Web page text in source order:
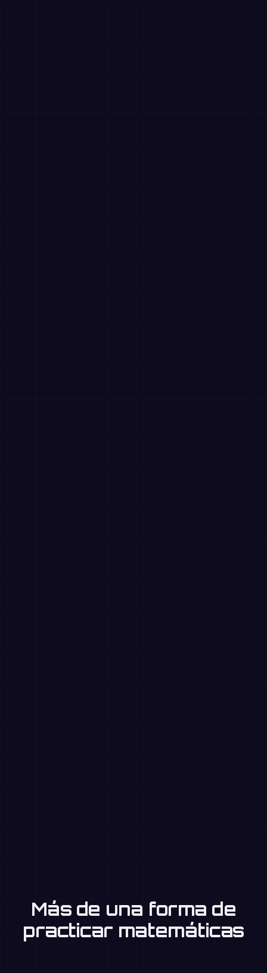
Más de una forma de
practicar matemáticas